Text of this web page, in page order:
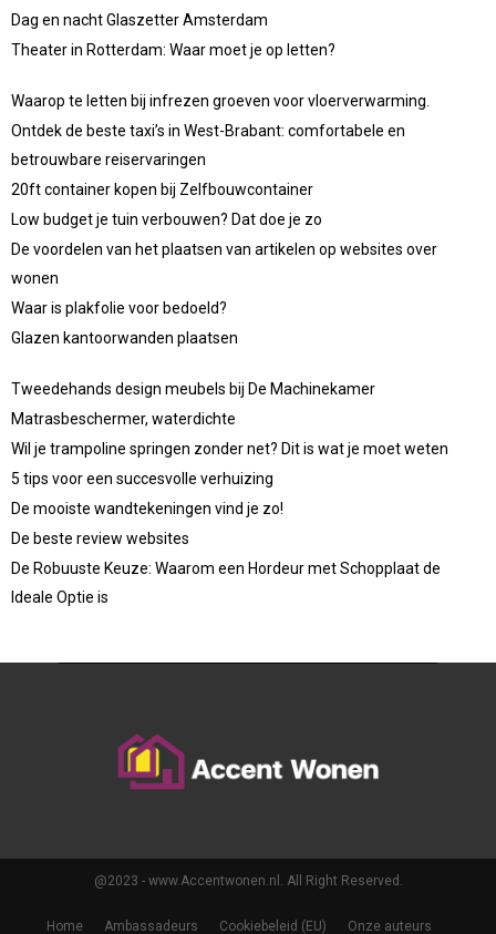
Dag en nacht Glaszetter Amsterdam
Theater in Rotterdam: Waar moet je op letten?
Waarop te letten bij infrezen groeven voor vloerverwarming.
Ontdek de beste taxi’s in West-Brabant: comfortabele en
betrouwbare reiservaringen
20ft container kopen bij Zelfbouwcontainer
Low budget je tuin verbouwen? Dat doe je zo
De voordelen van het plaatsen van artikelen op websites over
wonen
Waar is plakfolie voor bedoeld?
Glazen kantoorwanden plaatsen
Tweedehands design meubels bij De Machinekamer
Matrasbeschermer, waterdichte
Wil je trampoline springen zonder net? Dit is wat je moet weten
5 tips voor een succesvolle verhuizing
De mooiste wandtekeningen vind je zo!
De beste review websites
De Robuuste Keuze: Waarom een Hordeur met Schopplaat de
Ideale Optie is
@2023 - www.Accentwonen.nl. All Right Reserved.
Home Ambassadeurs Cookiebeleid (EU) Onze auteurs